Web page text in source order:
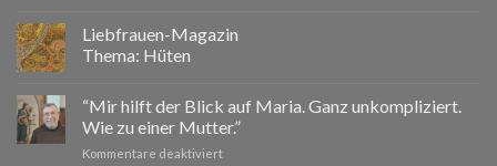
sind
Liebfrauen-Magazin
Thema: Hüten
“Mir hilft der Blick auf Maria. Ganz unkompliziert.
Wie zu einer Mutter.”
Kommentare deaktiviertfür